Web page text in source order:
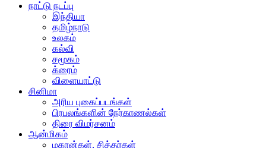
நாட்டு நடப்பு
இந்தியா
தமிழ்நாடு
உலகம்
கல்வி
சமூகம்
க்ரைம்
விளையாட்டு
சினிமா
அரிய புகைப்படங்கள்
பிரபலங்களின் நேர்காணல்கள்
திரை விமர்சனம்
ஆன்மிகம்
மகான்கள், சித்தர்கள்